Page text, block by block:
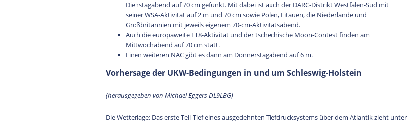
Dienstagabend auf 70 cm gefunkt. Mit dabei ist auch der DARC-Distrikt Westfalen-Süd mit
seiner WSA-Aktivität auf 2 m und 70 cm sowie Polen, Litauen, die Niederlande und
Großbritannien mit jeweils eigenem 70-cm-Aktivitätsabend.
Auch die europaweite FT8-Aktivität und der tschechische Moon-Contest finden am
Mittwochabend auf 70 cm statt.
Einen weiteren NAC gibt es dann am Donnerstagabend auf 6 m.
Vorhersage der UKW-Bedingungen in und um Schleswig-Holstein
(herausgegeben von Michael Eggers DL9LBG)
Die Wetterlage: Das erste Teil-Tief eines ausgedehnten Tiefdrucksystems über dem Atlantik zieht unter